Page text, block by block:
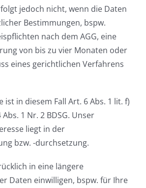
jedoch nicht, wenn die Daten
Bestimmungen, bspw.
nach dem AGG, eine
von bis zu vier Monaten oder
eines gerichtlichen Verfahrens
ist in diesem Fall Art. 6 Abs. 1 lit. f)
Abs. 1 Nr. 2 BDSG. Unser
liegt in der
bzw. -durchsetzung.
in eine längere
Daten einwilligen, bspw. für Ihre